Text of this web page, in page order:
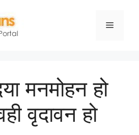
Menu
मनमोहन हो
वृदावन हो